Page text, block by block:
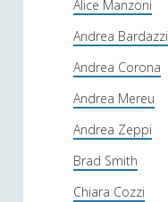
Alice Manzoni
Andrea Bardazzi
Andrea Corona
Andrea Mereu
Andrea Zeppi
Brad Smith
Chiara Cozzi